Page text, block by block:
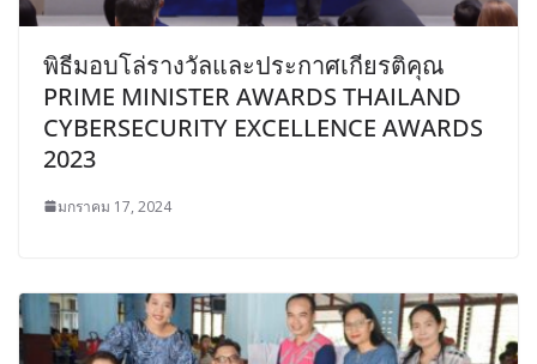
พิธีมอบโล่รางวัลและประกาศเกียรติคุณ
PRIME MINISTER AWARDS THAILAND
CYBERSECURITY EXCELLENCE AWARDS
2023
มกราคม 17, 2024